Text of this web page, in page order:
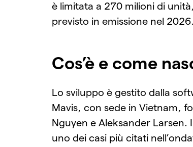
è limitata a 270 milioni di
previsto in emissione nel 2026.
Cos’è e come
Lo sviluppo è gestito dalla
Mavis, con sede in Vietnam,
Nguyen e Aleksander Larsen.
uno dei casi più citati